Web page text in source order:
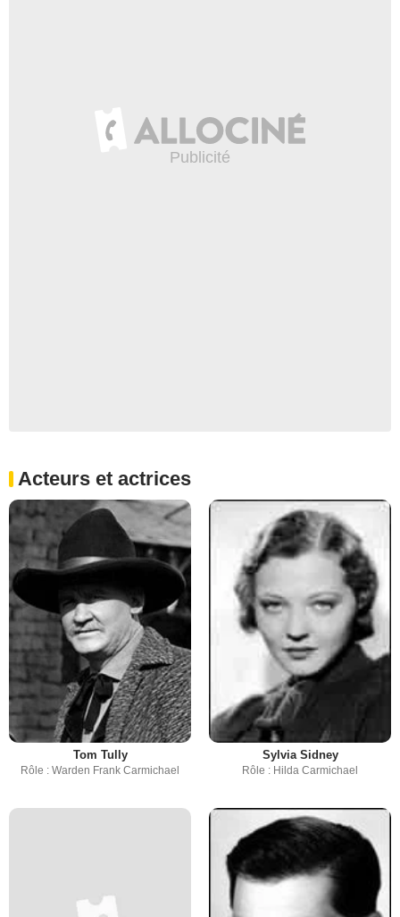
Acteurs et actrices
Tom Tully
Rôle : Warden Frank Carmichael
Sylvia Sidney
Rôle : Hilda Carmichael